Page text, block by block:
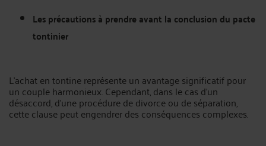
Les précautions à prendre avant la conclusion du pacte
tontinier
L'achat en tontine représente un avantage significatif pour
un couple harmonieux. Cependant, dans le cas d'un
désaccord, d'une procédure de divorce ou de séparation,
cette clause peut engendrer des conséquences complexes.